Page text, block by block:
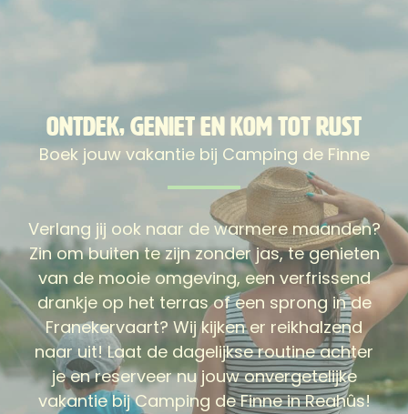
Ontdek, geniet en kom tot rust
Boek jouw vakantie bij Camping de Finne
Verlang jij ook naar de warmere maanden?
Zin om buiten te zijn zonder jas, te genieten
van de mooie omgeving, een verfrissend
drankje op het terras of een sprong in de
Franekervaart? Wij kijken er reikhalzend
naar uit! Laat de dagelijkse routine achter
je en reserveer nu jouw onvergetelijke
vakantie bij Camping de Finne in Reahûs!